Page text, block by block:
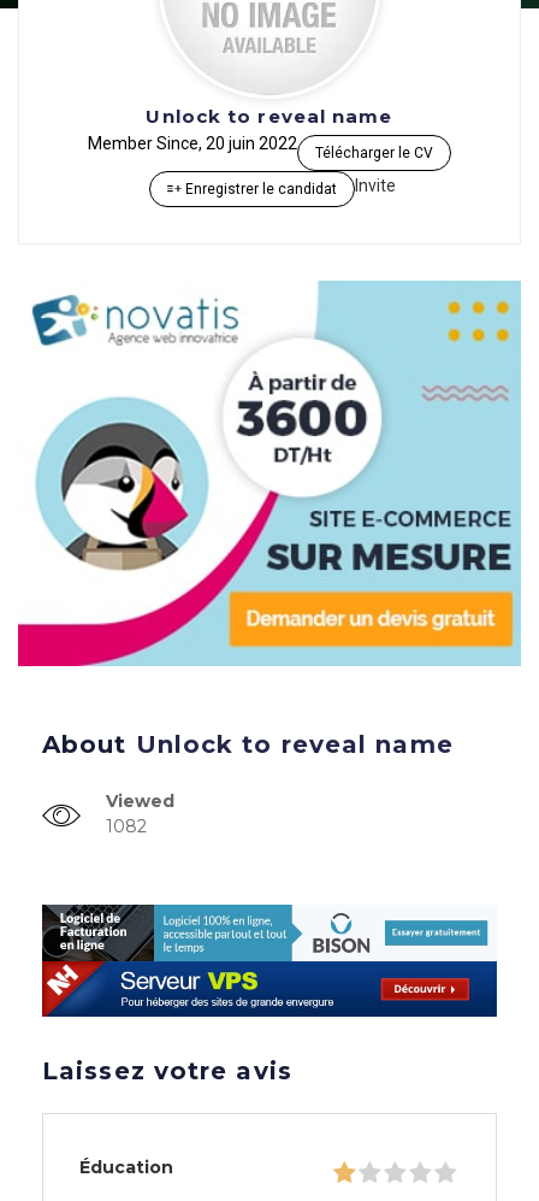
Unlock to reveal name
Member Since, 20 juin 2022 Télécharger le CV
Enregistrer le candidat Invite
About Unlock to reveal name
Viewed
1082
Laissez votre avis
Éducation